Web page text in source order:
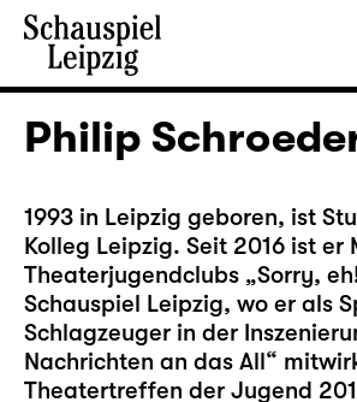
Philip
1993 in Leipzig geboren, ist
Kolleg Leipzig. Seit 2016 ist er
Theaterjugendclubs „Sorry,
Schauspiel Leipzig, wo er als
Schlagzeuger in der
Nachrichten an das All“
Theatertreffen der Jugend